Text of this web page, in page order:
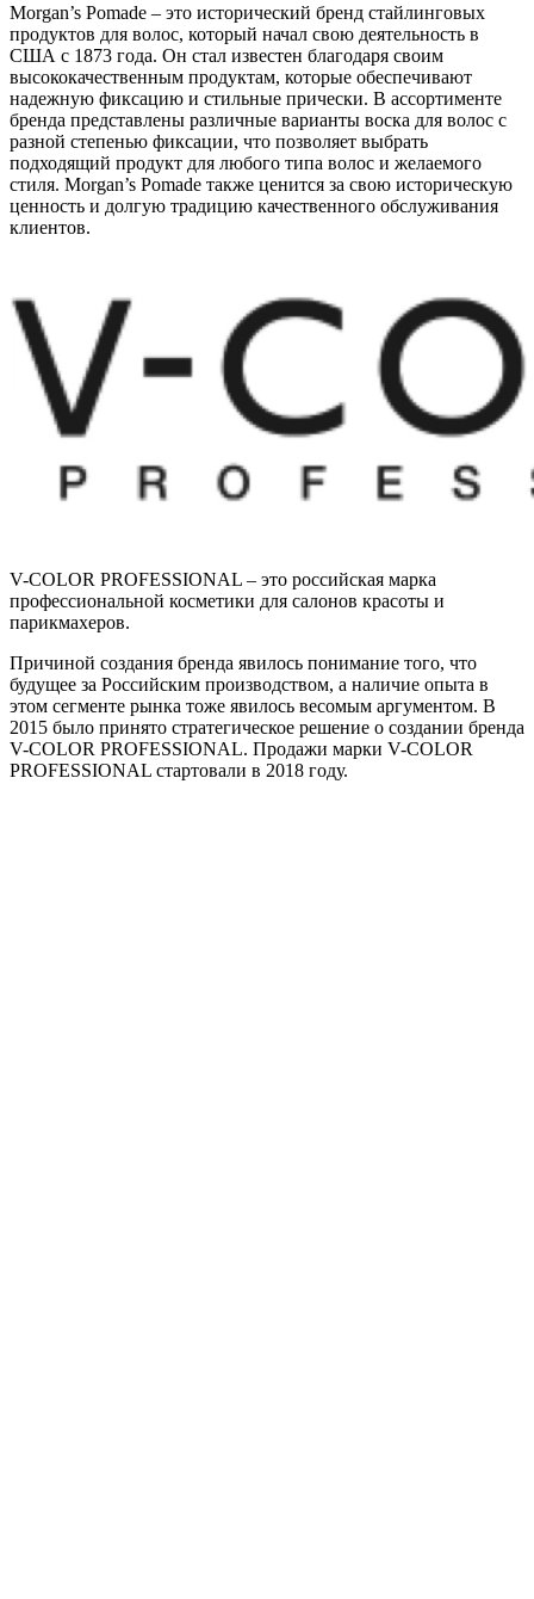
Morgan’s Pomade – это исторический бренд стайлинговых
продуктов для волос, который начал свою деятельность в
США с 1873 года. Он стал известен благодаря своим
высококачественным продуктам, которые обеспечивают
надежную фиксацию и стильные прически. В ассортименте
бренда представлены различные варианты воска для волос с
разной степенью фиксации, что позволяет выбрать
подходящий продукт для любого типа волос и желаемого
стиля. Morgan’s Pomade также ценится за свою историческую
ценность и долгую традицию качественного обслуживания
клиентов.
V-COLOR PROFESSIONAL – это российская марка
профессиональной косметики для салонов красоты и
парикмахеров.
Причиной создания бренда явилось понимание того, что
будущее за Российским производством, а наличие опыта в
этом сегменте рынка тоже явилось весомым аргументом. В
2015 было принято стратегическое решение о создании бренда
V-COLOR PROFESSIONAL. Продажи марки V-COLOR
PROFESSIONAL стартовали в 2018 году.